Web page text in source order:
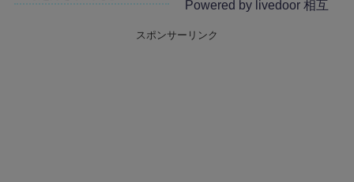
Powered by livedoor 相互
スポンサーリンク